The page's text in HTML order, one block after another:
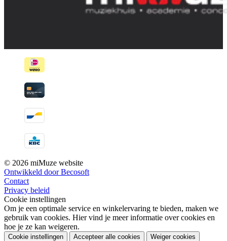
© 2026 miMuze website
Ontwikkeld door Becosoft
Contact
Privacy beleid
Cookie instellingen
Om je een optimale service en winkelervaring te bieden, maken we
gebruik van cookies. Hier vind je meer informatie over cookies en
hoe je ze kan weigeren.
Cookie instellingen Accepteer alle cookies Weiger cookies